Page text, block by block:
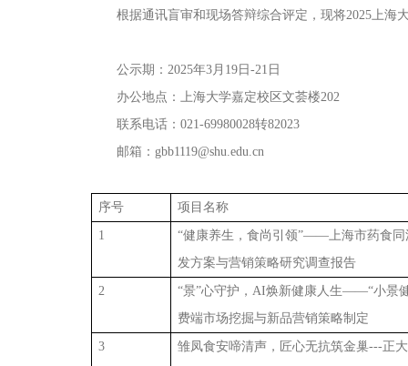
根据通讯盲审和现场答辩综合评定，现将2025上海
公示期： 2025年3月19 日 -21 日
办公地点：上海大学嘉定校区文荟楼202
联系电话： 021-69980028转82023
邮箱： gbb1119@shu.edu.cn
序号 项目名称
1
“健康养生，食尚引领”——上海市药食同
发方案与营销策略研究调查报告
2
“景”心守护，AI焕新健康人生——“小景
费端市场挖掘与新品营销策略制定
3 雏凤食安啼清声，匠心无抗筑金巢---正